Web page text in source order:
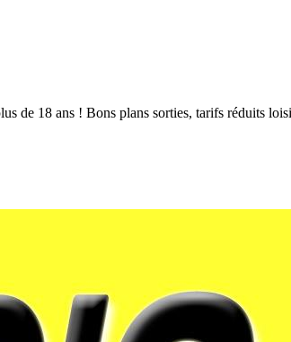
de 18 ans ! Bons plans sorties, tarifs réduits